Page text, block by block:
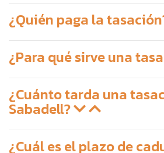
¿Quién paga la
¿Para qué sirve una
¿Cuánto tarda una
Sabadell?
¿Cuál es el plazo de